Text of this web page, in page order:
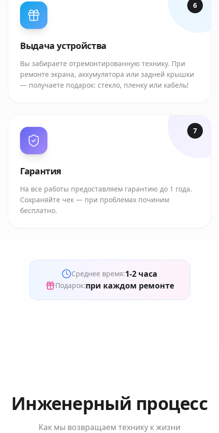
6
Выдача устройства
Вы забираете отремонтированную технику. При
ремонте экрана, аккумулятора или задней крышки
— получаете подарок: стекло, пленку или кабель!
7
Гарантия
На все работы предоставляем гарантию до 1 года.
Сохраняйте чек — при проблемах починим
бесплатно.
Среднее время:1-2 часа
Подарок:при каждом ремонте
Инженерный процесс
Как мы возвращаем технику к жизни